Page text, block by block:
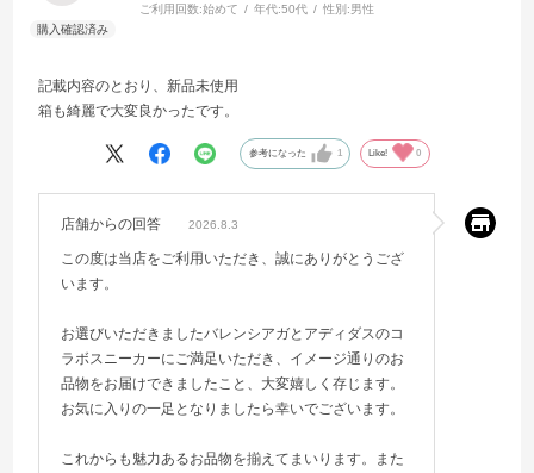
ご利用回数:始めて 年代:50代 性別:男性
記載内容のとおり、新品未使用
箱も綺麗で大変良かったです。
参考になった 1 Like! 0
店舗からの回答 2026.8.3
この度は当店をご利用いただき、誠にありがとうござ
います。
お選びいただきましたバレンシアガとアディダスのコ
ラボスニーカーにご満足いただき、イメージ通りのお
品物をお届けできましたこと、大変嬉しく存じます。
お気に入りの一足となりましたら幸いでございます。
これからも魅力あるお品物を揃えてまいります。また